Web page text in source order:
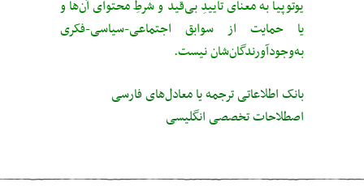
یوتوپیا به معنای تأییدِ بی‌قید‌ و شرطِ محتوای آن‌ها و
یا حمایت از سوابق اجتماعی-سیاسی-فکری
به‌وجودآورندگان‌شان نیست.
بانک اطلاعاتی ترجمه یا معادل‌های فارسی
اصطلاحات تخصصی انگلیسی